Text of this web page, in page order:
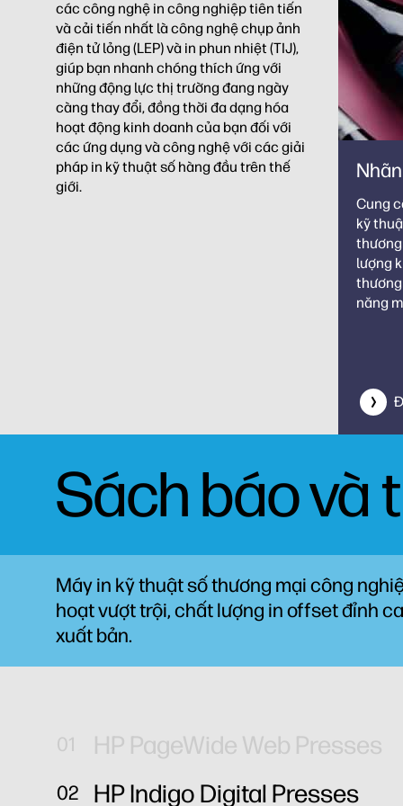
các công nghệ in công nghiệp tiên tiến
và cải tiến nhất là công nghệ chụp ảnh
điện tử lỏng (LEP) và in phun nhiệt (TIJ),
giúp bạn nhanh chóng thích ứng với
những động lực thị trường đang ngày
càng thay đổi, đồng thời đa dạng hóa
hoạt động kinh doanh của bạn đối với
các ứng dụng và công nghệ với các giải
pháp in kỹ thuật số hàng đầu trên thế
giới.
Nhãn
Cung
kỹ
lượng
năng
Sách báo và
Máy in kỹ thuật số thương mại công
hoạt vượt trội, chất lượng in offset đỉnh
xuất bản.
HP PageWide Web Presses
HP Indigo Digital Presses